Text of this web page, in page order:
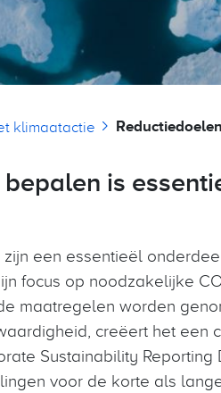
klimaatactie
is
een essentieël
focus op noodzakelijke
maatregelen worden
creëert het een
Sustainability
voor de korte als